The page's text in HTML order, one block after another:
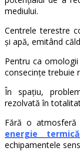
mediului.
Centrele terestre
și apă, emitând
Pentru ca
consecințe trebuie
În spațiu,
rezolvată în
Fără o atmosferă
energie
echipamentele